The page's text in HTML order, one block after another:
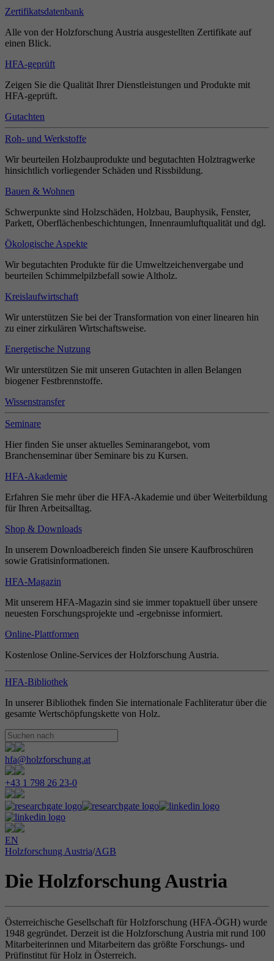
Zertifikatsdatenbank
Alle von der Holzforschung Austria ausgestellten Zertifikate auf
einen Blick.
HFA-geprüft
Zeigen Sie die Qualität Ihrer Dienstleistungen und Produkte mit
HFA-geprüft.
Gutachten
Roh- und Werkstoffe
Wir beurteilen Holzbauprodukte und begutachten Holztragwerke
hinsichtlich vorliegender Schäden und Rissbildung.
Bauen & Wohnen
Schwerpunkte sind Holzschäden, Holzbau, Bauphysik, Fenster,
Parkett, Oberflächenbeschichtungen, Innenraumluftqualität und dgl.
Ökologische Aspekte
Wir begutachten Produkte für die Umweltzeichenvergabe und
beurteilen Schimmelpilzbefall sowie Altholz.
Kreislaufwirtschaft
Wir unterstützen Sie bei der Transformation von einer linearen hin
zu einer zirkulären Wirtschaftsweise.
Energetische Nutzung
Wir unterstützen Sie mit unseren Gutachten in allen Belangen
biogener Festbrennstoffe.
Wissenstransfer
Seminare
Hier finden Sie unser aktuelles Seminarangebot, vom
Branchenseminar über Seminare bis zu Kursen.
HFA-Akademie
Erfahren Sie mehr über die HFA-Akademie und über Weiterbildung
für Ihren Arbeitsalltag.
Shop & Downloads
In unserem Downloadbereich finden Sie unsere Kaufbroschüren
sowie Gratisinformationen.
HFA-Magazin
Mit unserem HFA-Magazin sind sie immer topaktuell über unsere
neuesten Forschungsprojekte und -ergebnisse informiert.
Online-Plattformen
Kostenlose Online-Services der Holzforschung Austria.
HFA-Bibliothek
In unserer Bibliothek finden Sie internationale Fachliteratur über die
gesamte Wertschöpfungskette von Holz.
hfa@holzforschung.at
+43 1 798 26 23-0
EN
Holzforschung Austria/AGB
Die Holzforschung Austria
Österreichische Gesellschaft für Holzforschung (HFA-ÖGH) wurde
1948 gegründet. Derzeit ist die Holzforschung Austria mit rund 100
Mitarbeiterinnen und Mitarbeitern das größte Forschungs- und
Prüfinstitut für Holz in Österreich.